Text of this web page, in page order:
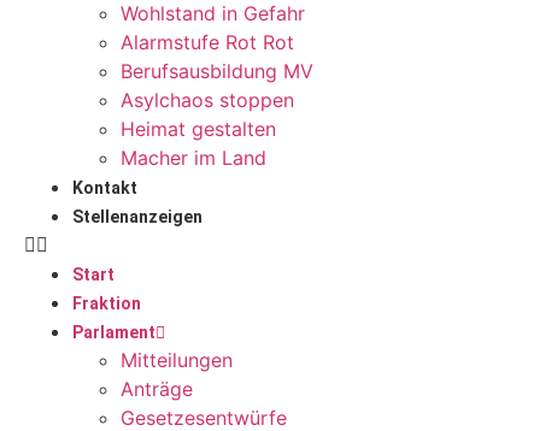
Wohlstand in Gefahr
Alarmstufe Rot Rot
Berufsausbildung MV
Asylchaos stoppen
Heimat gestalten
Macher im Land
Kontakt
Stellenanzeigen
Start
Fraktion
Parlament
Mitteilungen
Anträge
Gesetzesentwürfe